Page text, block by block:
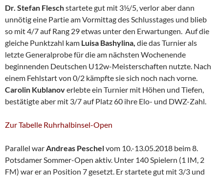
Dr. Stefan Fleschstartete gut mit 3½/5, verlor aber dann
unnötig eine Partie am Vormittag des Schlusstages und blieb
so mit 4/7 auf Rang 29 etwas unter den Erwartungen. Auf die
gleiche Punktzahl kam Luisa Bashylina, die das Turnier als
letzte Generalprobe für die am nächsten Wochenende
beginnenden Deutschen U12w-Meisterschaften nutzte. Nach
einem Fehlstart von 0/2 kämpfte sie sich noch nach vorne.
Carolin Kublanoverlebte ein Turnier mit Höhen und Tiefen,
bestätigte aber mit 3/7 auf Platz 60 ihre Elo- und DWZ-Zahl.
Zur Tabelle Ruhrhalbinsel-Open
Parallel warAndreas Peschelvom 10.-13.05.2018 beim 8.
Potsdamer Sommer-Open aktiv. Unter 140 Spielern (1 IM, 2
FM) war er an Position 7 gesetzt. Er startete gut mit 3/3 und